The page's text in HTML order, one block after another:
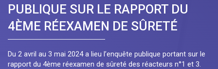
PUBLIQUE SUR LE RAPPORT DU
4ÈME RÉEXAMEN DE SÛRETÉ
Du 2 avril au 3 mai 2024 a lieu l’enquête publique portant sur le
rapport du 4ème réexamen de sûreté des réacteurs n°1 et 3.